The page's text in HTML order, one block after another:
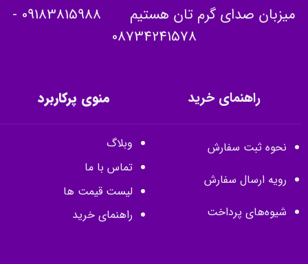
میزبان صدای گرم تان هستیم 09183815988
-
08734241578
راهنمای خرید
نحوه ثبت سفارش
رویه ارسال سفارش
شیوه‌های پرداخت
منوی پرکاربرد
وبلاگ
تماس با ما
لیست قیمت ها
راهنمای خرید